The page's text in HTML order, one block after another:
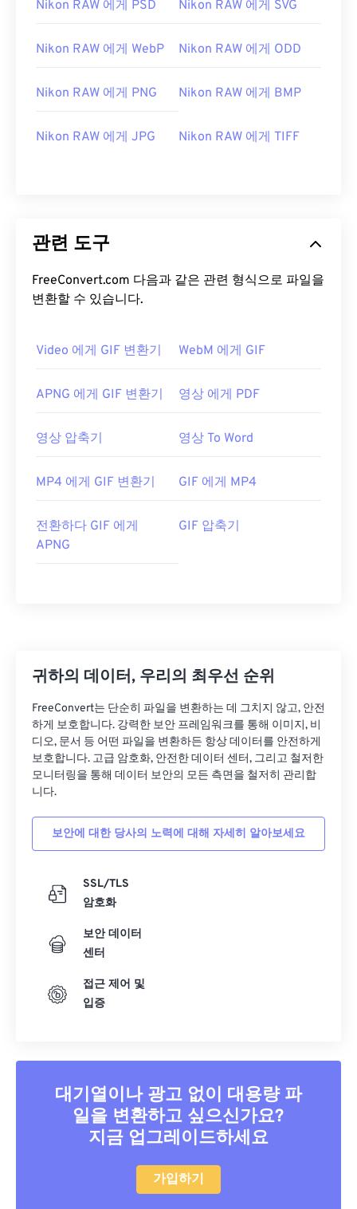
Nikon RAW 에게 PSD Nikon RAW 에게 SVG
Nikon RAW 에게 WebP Nikon RAW 에게 ODD
Nikon RAW 에게 PNG Nikon RAW 에게 BMP
Nikon RAW 에게 JPG Nikon RAW 에게 TIFF
관련 도구
FreeConvert.com 다음과 같은 관련 형식으로 파일을
변환할 수 있습니다.
Video 에게 GIF 변환기 WebM 에게 GIF
APNG 에게 GIF 변환기 영상 에게 PDF
영상 압축기 영상 To Word
MP4 에게 GIF 변환기 GIF 에게 MP4
전환하다 GIF 에게
APNG
GIF 압축기
귀하의 데이터, 우리의 최우선 순위
FreeConvert는 단순히 파일을 변환하는 데 그치지 않고, 안전
하게 보호합니다. 강력한 보안 프레임워크를 통해 이미지, 비
디오, 문서 등 어떤 파일을 변환하든 항상 데이터를 안전하게
보호합니다. 고급 암호화, 안전한 데이터 센터, 그리고 철저한
모니터링을 통해 데이터 보안의 모든 측면을 철저히 관리합
니다.
보안에 대한 당사의 노력에 대해 자세히 알아보세요
SSL/TLS
암호화
보안 데이터
센터
접근 제어 및
입증
대기열이나 광고 없이 대용량 파
일을 변환하고 싶으신가요?
지금 업그레이드하세요
가입하기